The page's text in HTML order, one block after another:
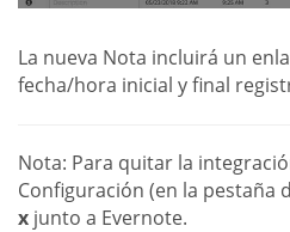
La nueva Nota incluirá un
fecha/hora inicial y final
Nota: Para quitar la
Configuración (en la pestaña
x junto a Evernote.